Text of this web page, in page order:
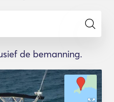
de bemanning.